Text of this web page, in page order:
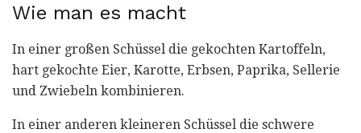
Wie man es macht
In einer großen Schüssel die gekochten Kartoffeln,
hart gekochte Eier, Karotte, Erbsen, Paprika, Sellerie
und Zwiebeln kombinieren.
In einer anderen kleineren Schüssel die schwere